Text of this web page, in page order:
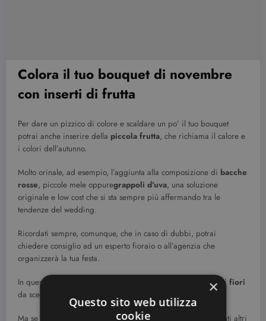
Colora il tuo bouquet di novembre
con inserti di frutta
Per dare un pizzico di colore e scaldare un po’ il tuo bouquet
potrai anche inserire della piccola frutta, che richiama il calore e
i colori dell’autunno.
Molto orinale, ad esempio, l’aggiunta alla composizione di bacche
rosse, piccole mele oppuregrappoli d’uva, una soluzione
originale e low cost che si sta sempre più affermando tra le
tendenze del wedding.
Ricordati sempre, comunque, che in caso di dubbi, potrai
chiedere consiglio ad un esperto fioraio o all’agenzia che
organizzerà la tua festa.
In questa guida speriamo di averti dato qualche consiglio sui fiori
da scegliere
Ma se ti sposi in un altro mese, abbiamo preparato per te tanti altri
×
Questo sito web utilizza
cookie